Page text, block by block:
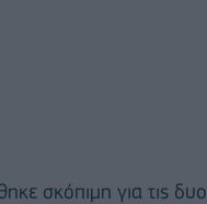
σκόπιμη για τις δυο